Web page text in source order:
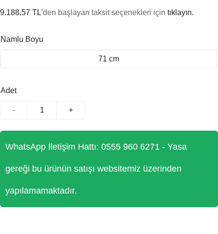
9.188,57 TL'den başlayan taksit seçenekleri için tıklayın.
Namlu Boyu
71 cm
Adet
- +
WhatsApp İletişim Hattı: 0555 960 6271 - Yasa
gereği bu ürünün satışı websitemiz üzerinden
yapılamamaktadır.